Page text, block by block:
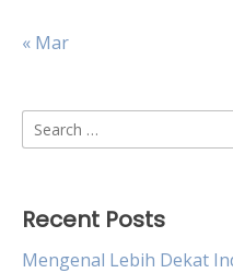
« Mar
Search
for:
Recent Posts
Mengenal Lebih Dekat